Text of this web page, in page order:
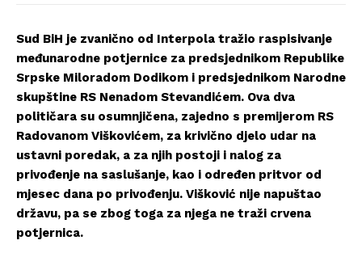
Sud BiH je zvanično od Interpola tražio raspisivanje
međunarodne potjernice za predsjednikom Republike
Srpske Miloradom Dodikom i predsjednikom Narodne
skupštine RS Nenadom Stevandićem. Ova dva
političara su osumnjičena, zajedno s premijerom RS
Radovanom Viškovićem, za krivično djelo udar na
ustavni poredak, a za njih postoji i nalog za
privođenje na saslušanje, kao i određen pritvor od
mjesec dana po privođenju. Višković nije napuštao
državu, pa se zbog toga za njega ne traži crvena
potjernica.